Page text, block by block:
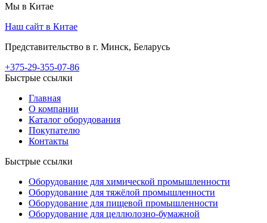
Мы в Китае
Наш сайт в Китае
Представительство в г. Минск, Беларусь
+375-29-355-07-86
Быстрые ссылки
Главная
О компании
Каталог оборудования
Покупателю
Контакты
Быстрые ссылки
Оборудование для химической промышленности
Оборудование для тяжёлой промышленности
Оборудование для пищевой промышленности
Оборудование для целлюлозно-бумажной